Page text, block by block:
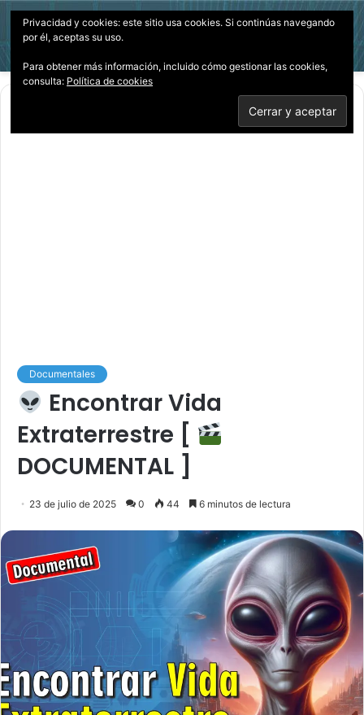
Menú
Documentales
Encontrar Vida
Extraterrestre [
DOCUMENTAL ]
23 de julio de 2025 0 44 6 minutos de lectura
Privacidad y cookies: este sitio usa cookies. Si continúas navegando
por él, aceptas su uso.
Para obtener más información, incluido cómo gestionar las cookies,
consulta: Política de cookies